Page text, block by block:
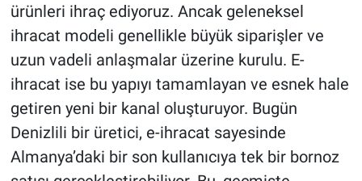
ürünleri ihraç ediyoruz. Ancak geleneksel
ihracat modeli genellikle büyük siparişler ve
uzun vadeli anlaşmalar üzerine kurulu. E-
ihracat ise bu yapıyı tamamlayan ve esnek hale
getiren yeni bir kanal oluşturuyor. Bugün
Denizlili bir üretici, e-ihracat sayesinde
Almanya’daki bir son kullanıcıya tek bir bornoz